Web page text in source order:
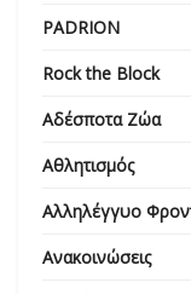
PADRION
Rock the Block
Αδέσποτα Ζώα
Αθλητισμός
Αλληλέγγυο
Ανακοινώσεις